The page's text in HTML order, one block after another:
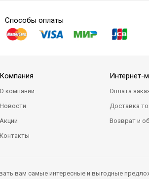
Способы оплаты
Компания
О компании
Новости
Акции
Контакты
Интернет-
Оплата
Доставка
Возврат и
вам самые интересные и выгодные